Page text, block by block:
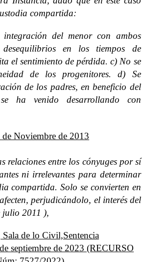
compartida:
del menor con ambos
desequilibrios en los tiempos de
el sentimiento de pérdida. c) No se
de los progenitores. d) Se
de los padres, en beneficio del
ha venido desarrollando con
Noviembre de 2013
relaciones entre los cónyuges por sí
ni irrelevantes para determinar
compartida. Solo se convierten en
perjudicándolo, el interés del
julio 2011 ),
de lo Civil,Sentencia
septiembre de 2023 (RECURSO